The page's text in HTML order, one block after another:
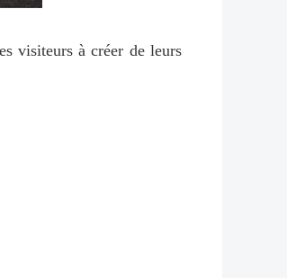
visiteurs à créer de leurs